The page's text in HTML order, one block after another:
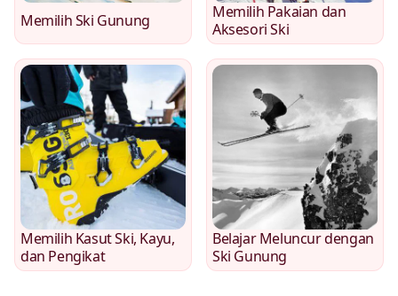
Memilih Ski Gunung
Memilih Pakaian dan
Aksesori Ski
Memilih Kasut Ski, Kayu,
dan Pengikat
Belajar Meluncur dengan
Ski Gunung